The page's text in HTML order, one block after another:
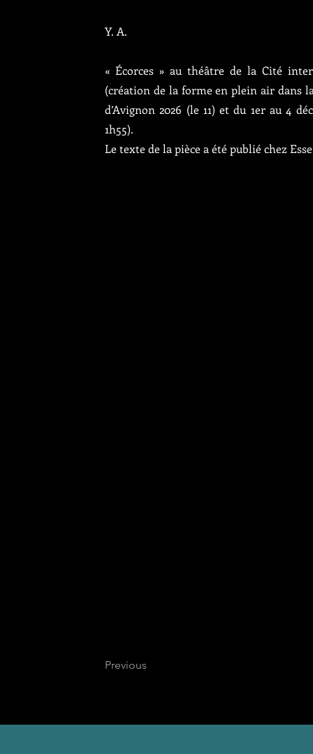
Y. A.
« Écorces » au théâtre de la Cité
(création de la forme en plein air dans
d’Avignon 2026 (le 11) et du 1er au 4
1h55).
Le texte de la pièce a été publié chez
Previous